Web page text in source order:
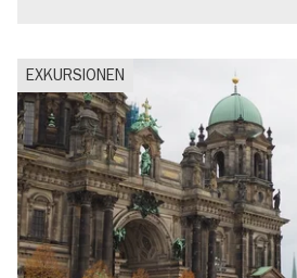
EXKURSIONEN